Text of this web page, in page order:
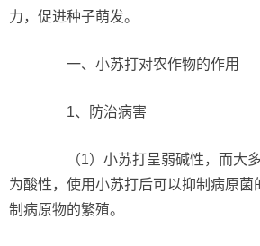
力，促进种子萌发。
一、小苏打对农作物的作用
1、防治病害
（1）小苏打呈弱碱性，而大多
为酸性，使用小苏打后可以抑制病原菌
制病原物的繁殖。